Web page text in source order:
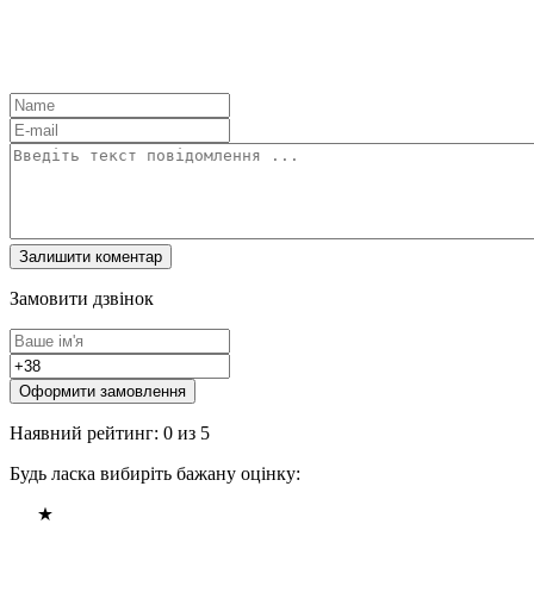
Замовити дзвінок
Оформити замовлення
Наявний рейтинг: 0 из 5
Будь ласка вибиріть бажану оцінку: